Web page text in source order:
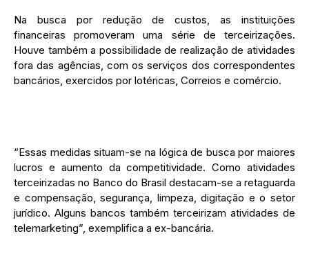
Na busca por redução de custos, as instituições
financeiras promoveram uma série de terceirizações.
Houve também a possibilidade de realização de atividades
fora das agências, com os serviços dos correspondentes
bancários, exercidos por lotéricas, Correios e comércio.
“Essas medidas situam-se na lógica de busca por maiores
lucros e aumento da competitividade. Como atividades
terceirizadas no Banco do Brasil destacam-se a retaguarda
e compensação, segurança, limpeza, digitação e o setor
jurídico. Alguns bancos também terceirizam atividades de
telemarketing”, exemplifica a ex-bancária.